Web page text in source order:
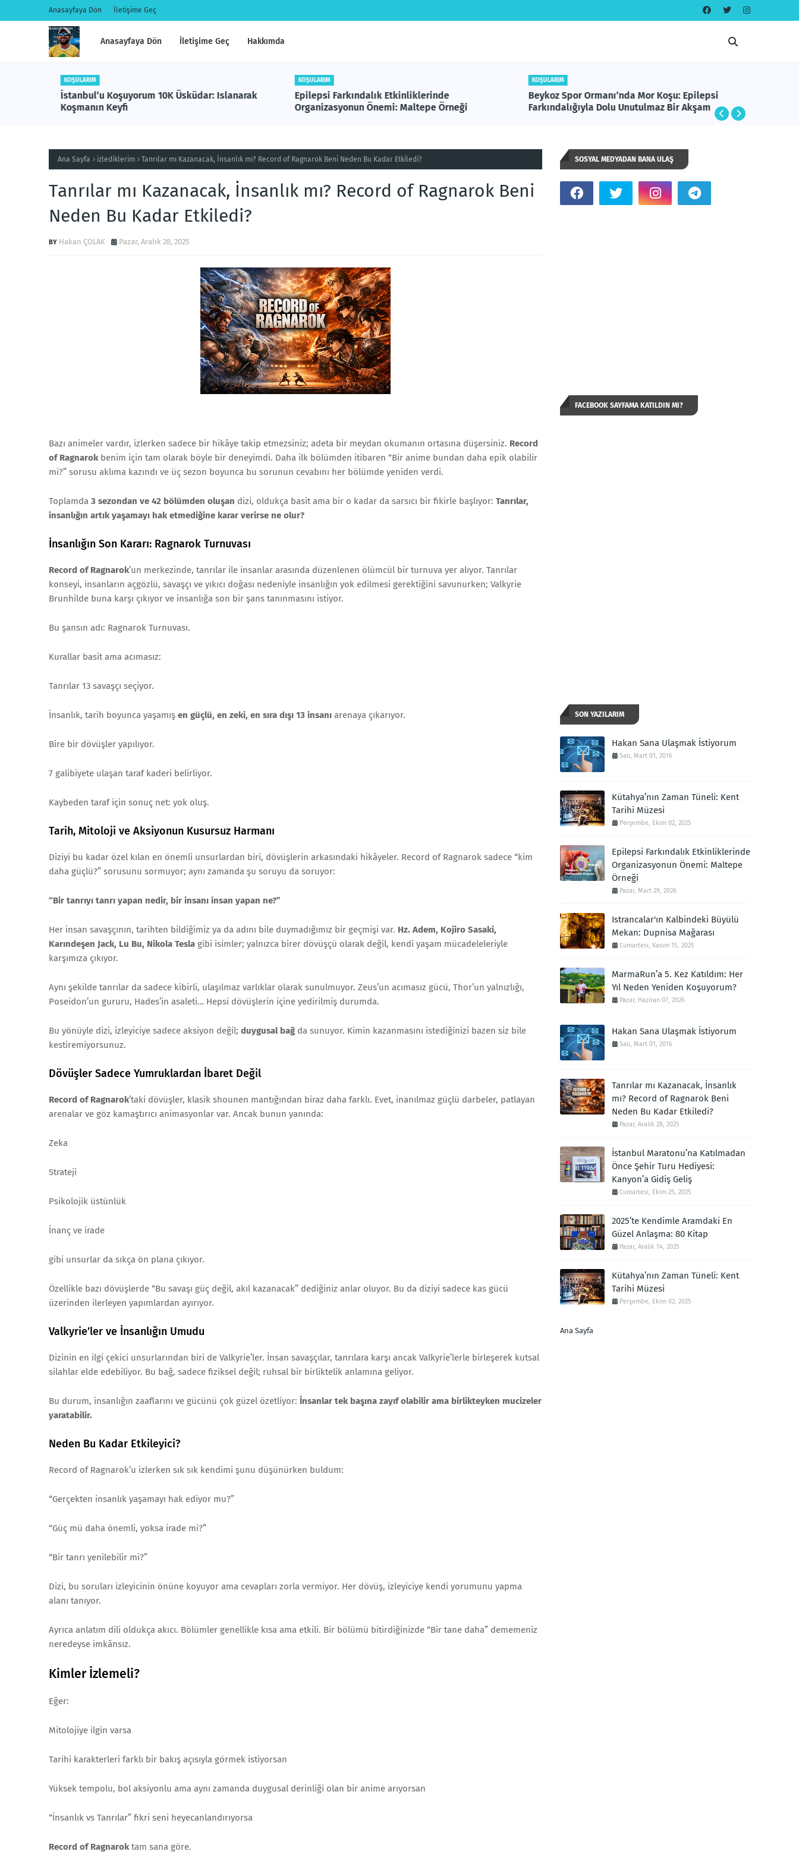
Anasayfaya Dön İletişime Geç
Anasayfaya Dön İletişime Geç Hakkımda
KOŞULARIM
İstanbul’u Koşuyorum 10K Üsküdar: Islanarak
Koşmanın Keyfi
KOŞULARIM
Epilepsi Farkındalık Etkinliklerinde
Organizasyonun Önemi: Maltepe Örneği
KOŞULARIM
Beykoz Spor Ormanı’nda Mor Koşu: Epilepsi
Farkındalığıyla Dolu Unutulmaz Bir Akşam
Ana Sayfa izlediklerim Tanrılar mı Kazanacak, İnsanlık mı? Record of Ragnarok Beni Neden Bu Kadar Etkiledi?
Tanrılar mı Kazanacak, İnsanlık mı? Record of Ragnarok Beni
Neden Bu Kadar Etkiledi?
Hakan ÇOLAK Pazar, Aralık 28, 2025
Bazı animeler vardır, izlerken sadece bir hikâye takip etmezsiniz; adeta bir meydan okumanın ortasına düşersiniz. Record
of Ragnarok benim için tam olarak böyle bir deneyimdi. Daha ilk bölümden itibaren “Bir anime bundan daha epik olabilir
mi?” sorusu aklıma kazındı ve üç sezon boyunca bu sorunun cevabını her bölümde yeniden verdi.
Toplamda 3 sezondan ve 42 bölümden oluşan dizi, oldukça basit ama bir o kadar da sarsıcı bir fikirle başlıyor: Tanrılar,
insanlığın artık yaşamayı hak etmediğine karar verirse ne olur?
İnsanlığın Son Kararı: Ragnarok Turnuvası
Record of Ragnarok’un merkezinde, tanrılar ile insanlar arasında düzenlenen ölümcül bir turnuva yer alıyor. Tanrılar
konseyi, insanların açgözlü, savaşçı ve yıkıcı doğası nedeniyle insanlığın yok edilmesi gerektiğini savunurken; Valkyrie
Brunhilde buna karşı çıkıyor ve insanlığa son bir şans tanınmasını istiyor.
Bu şansın adı: Ragnarok Turnuvası.
Kurallar basit ama acımasız:
Tanrılar 13 savaşçı seçiyor.
İnsanlık, tarih boyunca yaşamış en güçlü, en zeki, en sıra dışı 13 insanı arenaya çıkarıyor.
Bire bir dövüşler yapılıyor.
7 galibiyete ulaşan taraf kaderi belirliyor.
Kaybeden taraf için sonuç net: yok oluş.
Tarih, Mitoloji ve Aksiyonun Kusursuz Harmanı
Diziyi bu kadar özel kılan en önemli unsurlardan biri, dövüşlerin arkasındaki hikâyeler. Record of Ragnarok sadece “kim
daha güçlü?” sorusunu sormuyor; aynı zamanda şu soruyu da soruyor:
“Bir tanrıyı tanrı yapan nedir, bir insanı insan yapan ne?”
Her insan savaşçının, tarihten bildiğimiz ya da adını bile duymadığımız bir geçmişi var. Hz. Adem, Kojiro Sasaki,
Karındeşen Jack, Lu Bu, Nikola Tesla gibi isimler; yalnızca birer dövüşçü olarak değil, kendi yaşam mücadeleleriyle
karşımıza çıkıyor.
Aynı şekilde tanrılar da sadece kibirli, ulaşılmaz varlıklar olarak sunulmuyor. Zeus’un acımasız gücü, Thor’un yalnızlığı,
Poseidon’un gururu, Hades’in asaleti… Hepsi dövüşlerin içine yedirilmiş durumda.
Bu yönüyle dizi, izleyiciye sadece aksiyon değil; duygusal bağ da sunuyor. Kimin kazanmasını istediğinizi bazen siz bile
kestiremiyorsunuz.
Dövüşler Sadece Yumruklardan İbaret Değil
Record of Ragnarok’taki dövüşler, klasik shounen mantığından biraz daha farklı. Evet, inanılmaz güçlü darbeler, patlayan
arenalar ve göz kamaştırıcı animasyonlar var. Ancak bunun yanında:
Zeka
Strateji
Psikolojik üstünlük
İnanç ve irade
gibi unsurlar da sıkça ön plana çıkıyor.
Özellikle bazı dövüşlerde “Bu savaşı güç değil, akıl kazanacak” dediğiniz anlar oluyor. Bu da diziyi sadece kas gücü
üzerinden ilerleyen yapımlardan ayırıyor.
Valkyrie’ler ve İnsanlığın Umudu
Dizinin en ilgi çekici unsurlarından biri de Valkyrie’ler. İnsan savaşçılar, tanrılara karşı ancak Valkyrie’lerle birleşerek kutsal
silahlar elde edebiliyor. Bu bağ, sadece fiziksel değil; ruhsal bir birliktelik anlamına geliyor.
Bu durum, insanlığın zaaflarını ve gücünü çok güzel özetliyor: İnsanlar tek başına zayıf olabilir ama birlikteyken mucizeler
yaratabilir.
Neden Bu Kadar Etkileyici?
Record of Ragnarok’u izlerken sık sık kendimi şunu düşünürken buldum:
“Gerçekten insanlık yaşamayı hak ediyor mu?”
“Güç mü daha önemli, yoksa irade mi?”
“Bir tanrı yenilebilir mi?”
Dizi, bu soruları izleyicinin önüne koyuyor ama cevapları zorla vermiyor. Her dövüş, izleyiciye kendi yorumunu yapma
alanı tanıyor.
Ayrıca anlatım dili oldukça akıcı. Bölümler genellikle kısa ama etkili. Bir bölümü bitirdiğinizde “Bir tane daha” dememeniz
neredeyse imkânsız.
Kimler İzlemeli?
Eğer:
Mitolojiye ilgin varsa
Tarihi karakterleri farklı bir bakış açısıyla görmek istiyorsan
Yüksek tempolu, bol aksiyonlu ama aynı zamanda duygusal derinliği olan bir anime arıyorsan
“İnsanlık vs Tanrılar” fikri seni heyecanlandırıyorsa
Record of Ragnarok tam sana göre.
SOSYAL MEDYADAN BANA ULAŞ
FACEBOOK SAYFAMA KATILDIN MI?
SON YAZILARIM
Hakan Sana Ulaşmak İstiyorum
Salı, Mart 01, 2016
Kütahya’nın Zaman Tüneli: Kent
Tarihi Müzesi
Perşembe, Ekim 02, 2025
Epilepsi Farkındalık Etkinliklerinde
Organizasyonun Önemi: Maltepe
Örneği
Pazar, Mart 29, 2026
Istrancalar'ın Kalbindeki Büyülü
Mekan: Dupnisa Mağarası
Cumartesi, Kasım 15, 2025
MarmaRun’a 5. Kez Katıldım: Her
Yıl Neden Yeniden Koşuyorum?
Pazar, Haziran 07, 2026
Hakan Sana Ulaşmak İstiyorum
Salı, Mart 01, 2016
Tanrılar mı Kazanacak, İnsanlık
mı? Record of Ragnarok Beni
Neden Bu Kadar Etkiledi?
Pazar, Aralık 28, 2025
İstanbul Maratonu’na Katılmadan
Önce Şehir Turu Hediyesi:
Kanyon’a Gidiş Geliş
Cumartesi, Ekim 25, 2025
2025’te Kendimle Aramdaki En
Güzel Anlaşma: 80 Kitap
Pazar, Aralık 14, 2025
Kütahya’nın Zaman Tüneli: Kent
Tarihi Müzesi
Perşembe, Ekim 02, 2025
Ana Sayfa